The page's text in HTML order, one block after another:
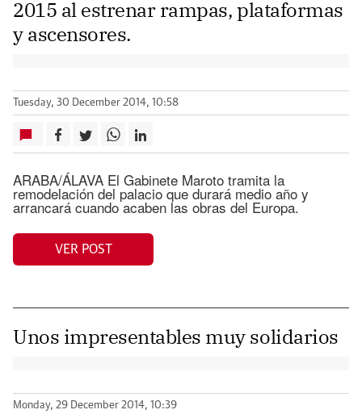
2015 al estrenar rampas, plataformas
y ascensores.
Tuesday, 30 December 2014, 10:58
ARABA/ÁLAVA El Gabinete Maroto tramita la
remodelación del palacio que durará medio año y
arrancará cuando acaben las obras del Europa.
VER POST
Unos impresentables muy solidarios
Monday, 29 December 2014, 10:39